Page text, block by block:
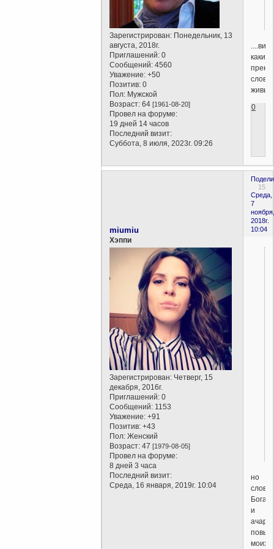
Зарегистрирован: Понедельник, 13
августа, 2018г.
Приглашений: 0
Сообщений: 4560
Уважение: +50
Позитив: 0
Пол: Мужской
Возраст: 64[1961-08-20]
Провел на форуме:
19 дней 14 часов
Последний визит:
Суббота, 8 июля, 2023г. 09:26
какие
0
15
Среда,
7
ноября,
2018г.
10:04
miumiu
Хэппи
Зарегистрирован: Четверг, 15
декабря, 2016г.
Приглашений: 0
Сообщений: 1153
Уважение: +91
Позитив: +43
Пол: Женский
Возраст: 47[1979-08-05]
Провел на форуме:
8 дней 3 часа
Последний визит:
Среда, 16 января, 2019г. 10:04
но
слова
Бога
и
моих))